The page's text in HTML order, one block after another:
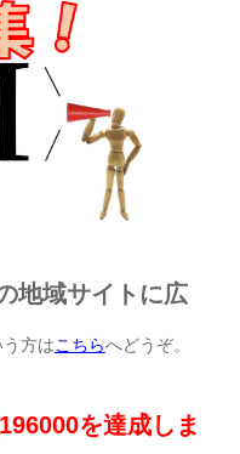
地域サイトに広
う方はこちらへどうぞ。
を達成しま